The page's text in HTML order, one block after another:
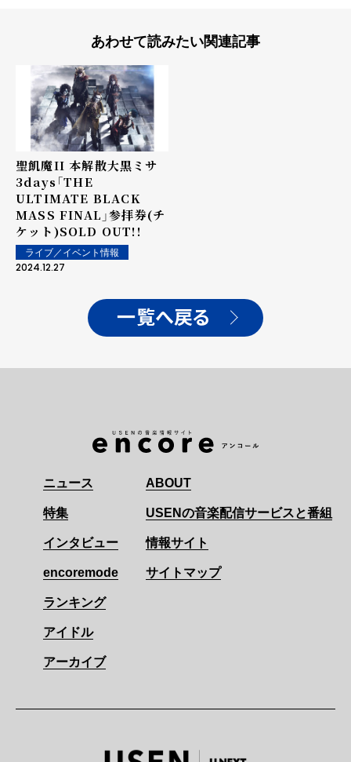
あわせて読みたい関連記事
聖飢魔II 本解散大黒ミサ
3days「THE
ULTIMATE BLACK
MASS FINAL」参拝券(チ
ケット)SOLD OUT!!
ライブ／イベント情報
2024.12.27
一覧へ戻る
ニュース
特集
インタビュー
encoremode
ランキング
アイドル
アーカイブ
ABOUT
USENの音楽配信サービスと番組
情報サイト
サイトマップ